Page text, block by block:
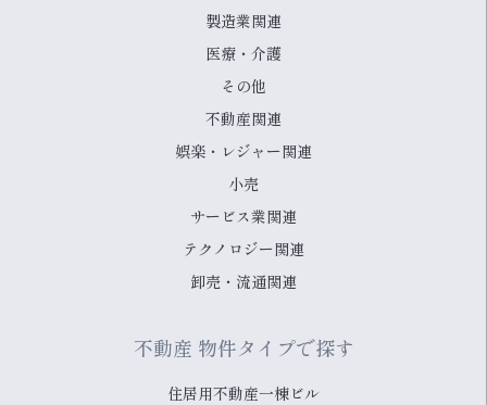
不動産 物件タイプで探す
住居用不動産一棟ビル
製造業関連
医療・介護
その他
不動産関連
娯楽・レジャー関連
小売
サービス業関連
テクノロジー関連
卸売・流通関連